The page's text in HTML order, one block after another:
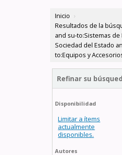
Inicio ›
Resultados de la
and su-to:Sistemas de
Sociedad del Estado
to:Equipos y
Refinar su
Disponibilidad
Limitar a ítems
actualmente
disponibles.
Autores